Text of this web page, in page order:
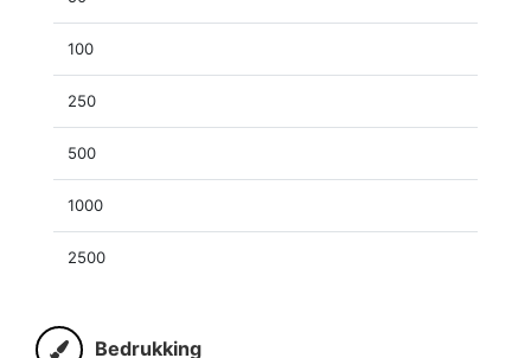
100
250
500
1000
2500
Bedrukking